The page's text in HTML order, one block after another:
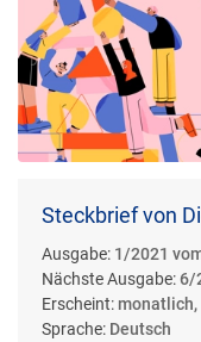
Steckbrief von
Ausgabe: 1/2021
Nächste Ausgabe:6/
Erscheint: monatlich,
Sprache: Deutsch